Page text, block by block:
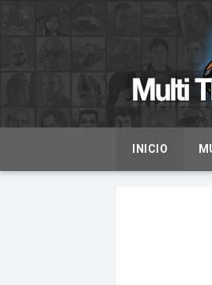
INICIO